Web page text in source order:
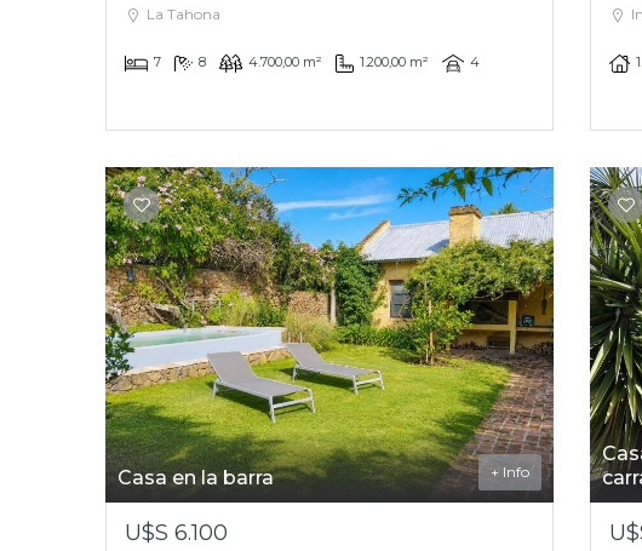
La Tahona
7 8 4.700,00 m² 1.200,00 m² 4
Casa en la barra + Info
U$S 6.100